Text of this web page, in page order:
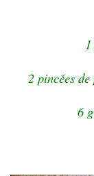
2 pincées
6